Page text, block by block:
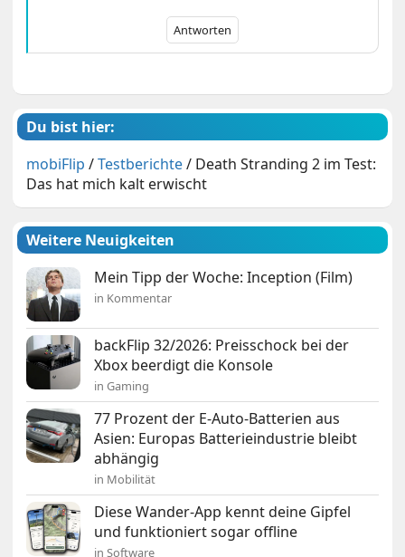
Antworten
Du bist hier:
mobiFlip /Testberichte/ Death Stranding 2 im Test:
Das hat mich kalt erwischt
Weitere Neuigkeiten
Mein Tipp der Woche: Inception (Film)
in Kommentar
backFlip 32/2026: Preisschock bei der
Xbox beerdigt die Konsole
in Gaming
77 Prozent der E-Auto-Batterien aus
Asien: Europas Batterieindustrie bleibt
abhängig
in Mobilität
Diese Wander-App kennt deine Gipfel
und funktioniert sogar offline
in Software